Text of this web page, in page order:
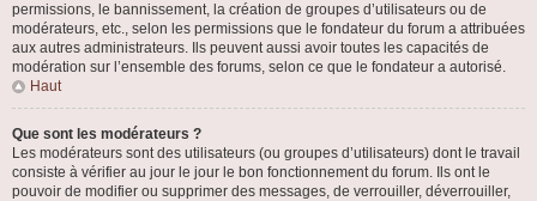
permissions, le bannissement, la création de groupes d’utilisateurs ou de
modérateurs, etc., selon les permissions que le fondateur du forum a attribuées
aux autres administrateurs. Ils peuvent aussi avoir toutes les capacités de
modération sur l’ensemble des forums, selon ce que le fondateur a autorisé.
Haut
Que sont les modérateurs ?
Les modérateurs sont des utilisateurs (ou groupes d’utilisateurs) dont le travail
consiste à vérifier au jour le jour le bon fonctionnement du forum. Ils ont le
pouvoir de modifier ou supprimer des messages, de verrouiller, déverrouiller,